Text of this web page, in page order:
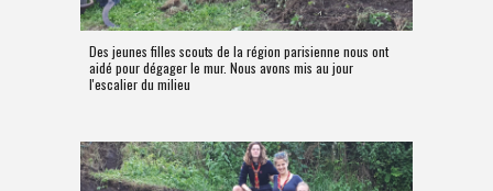
Des jeunes filles scouts de la région parisienne nous ont
aidé pour dégager le mur. Nous avons mis au jour
l'escalier du milieu